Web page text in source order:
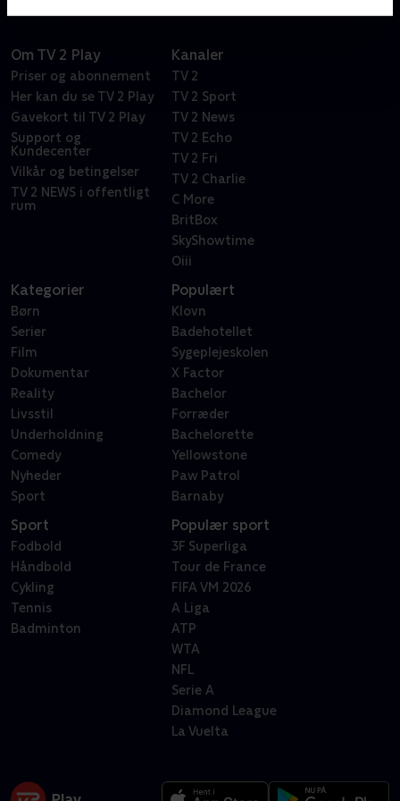
Om TV 2 Play
Priser og abonnement
Her kan du se TV 2 Play
Gavekort til TV 2 Play
Support og
Kundecenter
Vilkår og betingelser
TV 2 NEWS i offentligt
rum
Kanaler
TV 2
TV 2 Sport
TV 2 News
TV 2 Echo
TV 2 Fri
TV 2 Charlie
C More
BritBox
SkyShowtime
Oiii
Kategorier
Børn
Serier
Film
Dokumentar
Reality
Livsstil
Underholdning
Comedy
Nyheder
Sport
Populært
Klovn
Badehotellet
Sygeplejeskolen
X Factor
Bachelor
Forræder
Bachelorette
Yellowstone
Paw Patrol
Barnaby
Sport
Fodbold
Håndbold
Cykling
Tennis
Badminton
Populær sport
3F Superliga
Tour de France
FIFA VM 2026
A Liga
ATP
WTA
NFL
Serie A
Diamond League
La Vuelta